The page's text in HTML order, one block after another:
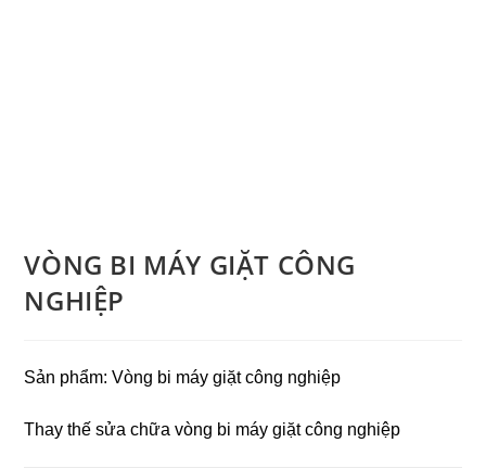
VÒNG BI MÁY GIẶT CÔNG
NGHIỆP
Sản phẩm: Vòng bi máy giặt công nghiệp
Thay thế sửa chữa vòng bi máy giặt công nghiệp